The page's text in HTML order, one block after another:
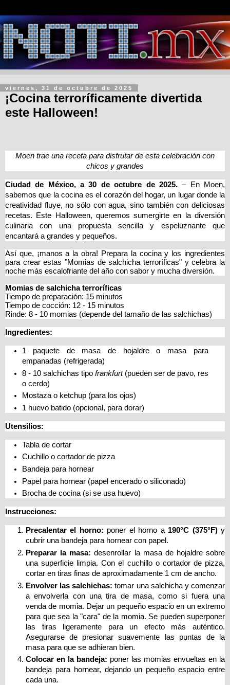
viernes, 31 de octubre de 2025
¡Cocina terroríficamente divertida
este Halloween!
Moen trae una receta para disfrutar de esta celebración con
chicos y grandes
Ciudad de México, a 30 de octubre de 2025.– En Moen,
sabemos que la cocina es el corazón del hogar, un lugar donde la
creatividad fluye, no sólo con agua, sino también con deliciosas
recetas. Este Halloween, queremos sumergirte en la diversión
culinaria con una propuesta sencilla y espeluznante que
encantará a grandes y pequeños.
Así que, ¡manos a la obra! Prepara la cocina y los ingredientes
para crear estas "Momias de salchicha terroríficas" y celebra la
noche más escalofriante del año con sabor y mucha diversión.
Momias de salchicha terroríficas
Tiempo de preparación: 15 minutos
Tiempo de cocción: 12 - 15 minutos
Rinde: 8 - 10 momias (depende del tamaño de las salchichas)
Ingredientes:
1 paquete de masa de hojaldre o masa para
empanadas (refrigerada)
8 - 10 salchichas tipo frankfurt(pueden ser de pavo, res
o cerdo)
Mostaza o ketchup (para los ojos)
1 huevo batido (opcional, para dorar)
Utensilios:
Tabla de cortar
Cuchillo o cortador de pizza
Bandeja para hornear
Papel para hornear (papel encerado o siliconado)
Brocha de cocina (si se usa huevo)
Instrucciones:
Precalentar el horno: poner el horno a 190°C (375°F)y
cubrir una bandeja para hornear con papel.
Preparar la masa: desenrollar la masa de hojaldre sobre
una superficie limpia. Con el cuchillo o cortador de pizza,
cortar en tiras finas de aproximadamente 1 cm de ancho.
Envolver las salchichas: tomar una salchicha y comenzar
a envolverla con una tira de masa, como si fuera una
venda de momia. Dejar un pequeño espacio en un extremo
para que sea la "cara" de la momia. Se pueden superponer
las tiras ligeramente para un efecto más auténtico.
Asegurarse de presionar suavemente las puntas de la
masa para que se adhieran bien.
Colocar en la bandeja: poner las momias envueltas en la
bandeja para hornear, dejando un pequeño espacio entre
cada una.